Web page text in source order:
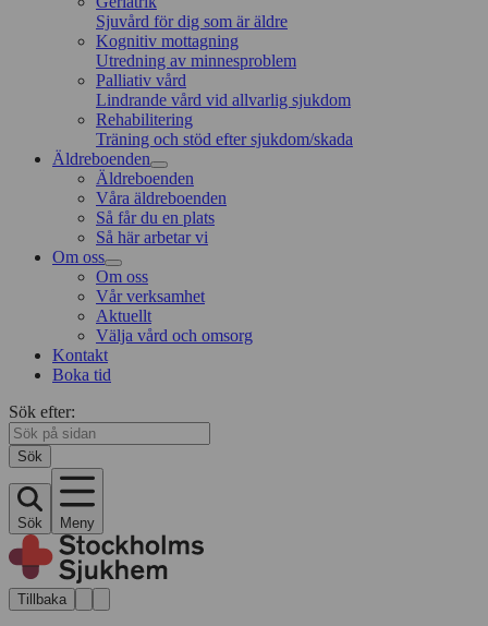
Sjuvård för dig som är äldre
Kognitiv mottagning
Utredning av minnesproblem
Palliativ vård
Lindrande vård vid allvarlig sjukdom
Rehabilitering
Träning och stöd efter sjukdom/skada
Äldreboenden
Äldreboenden
Våra äldreboenden
Så får du en plats
Så här arbetar vi
Om oss
Om oss
Vår verksamhet
Aktuellt
Välja vård och omsorg
Kontakt
Boka tid
Sök efter:
Sök
Sök Meny
Tillbaka